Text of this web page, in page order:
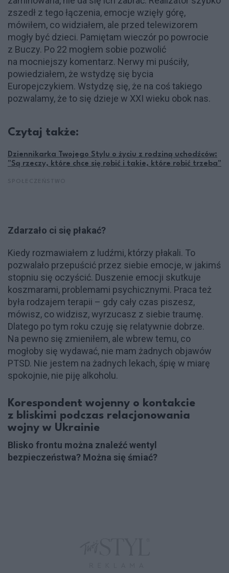
zszedł z tego łączenia, emocje wzięły górę,
mówiłem, co widziałem, ale przed telewizorem
mogły być dzieci. Pamiętam wieczór po powrocie
z Buczy. Po 22 mogłem sobie pozwolić
na mocniejszy komentarz. Nerwy mi puściły,
powiedziałem, że wstydzę się bycia
Europejczykiem. Wstydzę się, że na coś takiego
pozwalamy, że to się dzieje w XXI wieku obok nas.
Czytaj także:
Dziennikarka Twojego Stylu o życiu z rodziną uchodźców:
"Są rzeczy, które chce się robić i takie, które robić trzeba"
Zdarzało ci się płakać?
Kiedy rozmawiałem z ludźmi, którzy płakali. To
pozwalało przepuścić przez siebie emocje, w jakimś
stopniu się oczyścić. Duszenie emocji skutkuje
koszmarami, problemami psychicznymi. Praca też
była rodzajem terapii – gdy cały czas piszesz,
mówisz, co widzisz, wyrzucasz z siebie traumę.
Dlatego po tym roku czuję się relatywnie dobrze.
Na pewno się zmieniłem, ale wbrew temu, co
mogłoby się wydawać, nie mam żadnych objawów
PTSD. Nie jestem na żadnych lekach, śpię w miarę
spokojnie, nie piję alkoholu.
Korespondent wojenny o kontakcie
z bliskimi podczas relacjonowania
wojny w Ukrainie
Blisko frontu można znaleźć wentyl
bezpieczeństwa? Można się śmiać?